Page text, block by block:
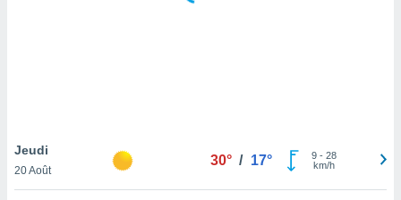
notre
Jeudi
20 Août
30° / 17° 9- 28
km/h